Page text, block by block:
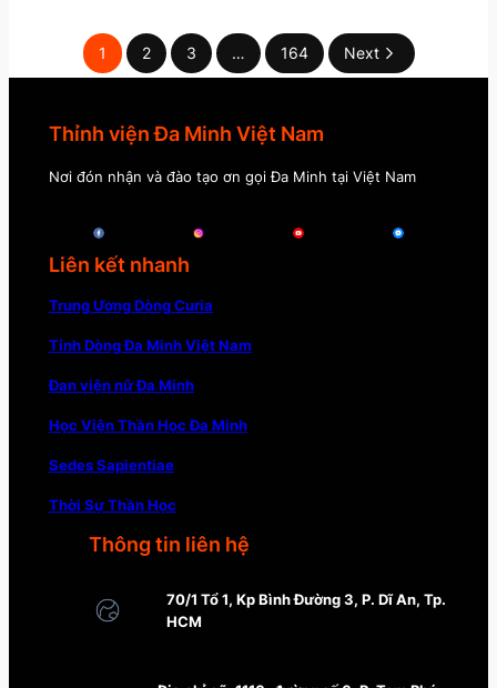
1 2 3 … 164 Next
Thỉnh viện Đa Minh Việt Nam
Nơi đón nhận và đào tạo ơn gọi Đa Minh tại Việt Nam
Liên kết nhanh
Trung Ương Dòng Curia
Tỉnh Dòng Đa Minh Việt Nam
Đan viện nữ Đa Minh
Học Viện Thần Học Đa Minh
Sedes Sapientiae
Thời Sự Thần Học
Thông tin liên hệ
70/1 Tổ 1, Kp Bình Đường 3, P. Dĩ An, Tp.
HCM